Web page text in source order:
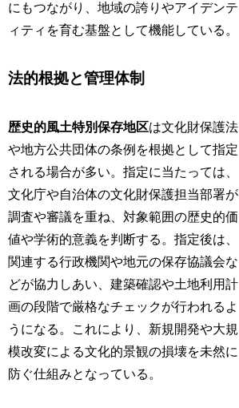
にもつながり、地域の誇りやアイデンテ
ィティを育む基盤として機能している。
法的根拠と管理体制
歴史的風土特別保存地区は文化財保護法
や地方公共団体の条例を根拠として指定
される場合が多い。指定に当たっては、
文化庁や自治体の文化財保護担当部署が
調査や審議を重ね、対象範囲の歴史的価
値や学術的意義を判断する。指定後は、
関連する行政機関や地元の保存協議会な
どが協力しあい、建築確認や土地利用計
画の段階で厳格なチェックが行われるよ
うになる。これにより、新規開発や大規
模改変による文化的景観の損壊を未然に
防ぐ仕組みとなっている。